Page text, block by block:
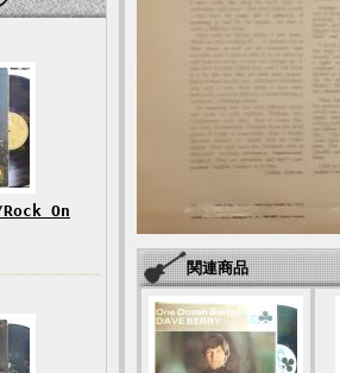
Rock On
関連商品